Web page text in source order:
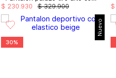
$ 329.900
$ 230 930 $
Nuevo
30%